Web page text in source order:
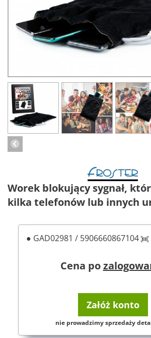
Worek blokujący sygnał,
kilka telefonów lub innych
● GAD02981 / 5906660867104
Cena po
Załóż konto
nie prowadzimy sprzedaży